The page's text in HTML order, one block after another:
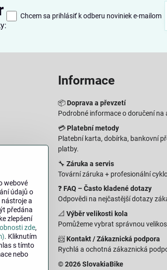
Chcem sa prihlásiť k odberu noviniek e-mailom
)
Informace
📦 Doprava a převzetí
Podrobné informace o doručení na
💳 Platební metody
Platební karta, dobírka, bankovní
platby.
🔧 Záruka a servis
Tovární záruka + profesionální
❓ FAQ – Často kladené dotazy
Odpovědi na nejčastější dotazy
📐 Výběr velikosti kola
Pomůžeme vybrat správnou
📨 Kontakt / Zákaznická podpora
Rychlá a ochotná zákaznická
© 2026 SlovakiaBike
webové
údajů o
a
předána
zlepšení
zde,
. Kliknutím
s tímto
nebo